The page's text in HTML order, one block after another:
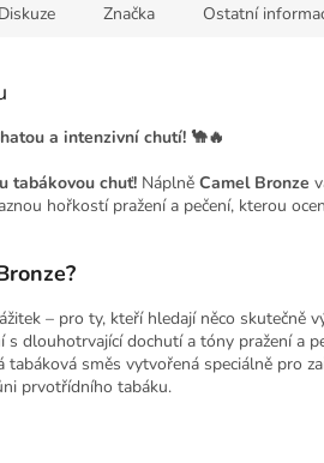
Diskuze Značka Ostatní
a intenzivní chutí! 🐪🔥
tabákovou chuť! Náplně Camel Bronze
hořkostí pražení a pečení, kterou
– pro ty, kteří hledají něco skutečně
s dlouhotrvající dochutí a tóny pražení a
tabáková směs vytvořená speciálně pro
prvotřídního tabáku.